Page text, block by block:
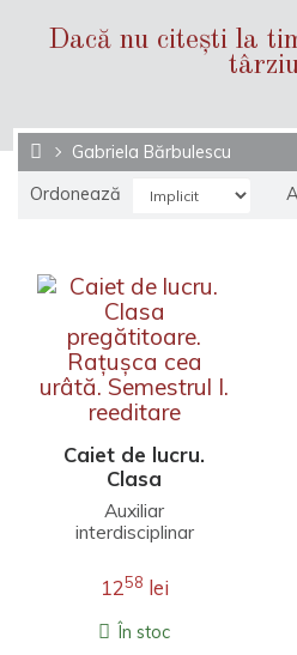
Dacă nu citești la
Gabriela Bărbulescu
Ordonează
Caiet de lucru.
Clasa
pregătitoare.
Rațușca cea
urâtă. Semestrul I.
reeditare
Auxiliar
interdisciplinar
conformitate cu
programa
școlară.Aprobat de
MEN prin ordinul
1258 lei
În stoc